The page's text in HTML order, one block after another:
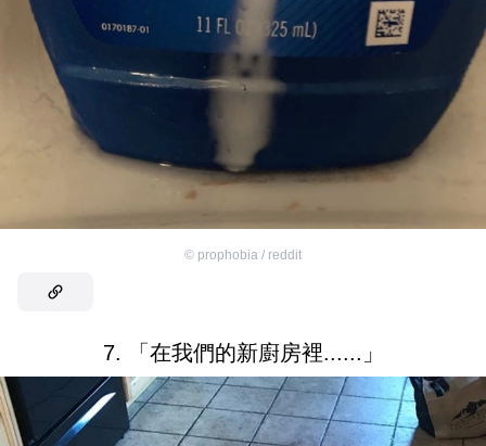
© prophobia / reddit
7. 「在我們的新廚房裡......」